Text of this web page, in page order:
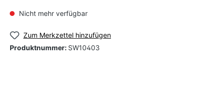
Nicht mehr verfügbar
Zum Merkzettel hinzufügen
Produktnummer: SW10403